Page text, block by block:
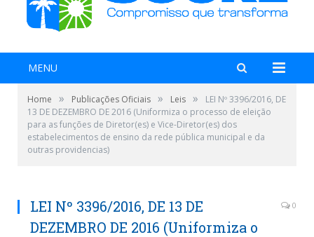
MENU
Home » Publicações Oficiais » Leis »
LEI Nº 3396/2016, DE
13 DE DEZEMBRO DE 2016 (Uniformiza o processo de eleição
para as funções de Diretor(es) e Vice-Diretor(es) dos
estabelecimentos de ensino da rede pública municipal e da
outras providencias)
LEI Nº 3396/2016, DE 13 DE
DEZEMBRO DE 2016 (Uniformiza o
0